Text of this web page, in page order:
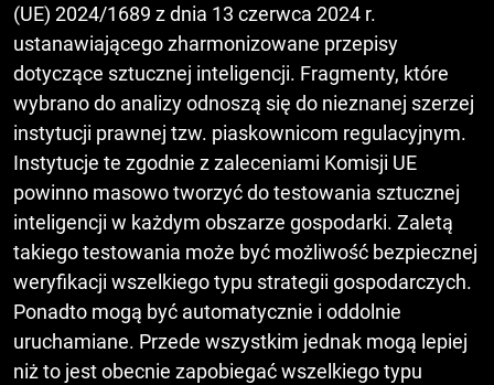
(UE) 2024/1689 z dnia 13 czerwca 2024 r.
ustanawiającego zharmonizowane przepisy
dotyczące sztucznej inteligencji. Fragmenty, które
wybrano do analizy odnoszą się do nieznanej szerzej
instytucji prawnej tzw. piaskownicom regulacyjnym.
Instytucje te zgodnie z zaleceniami Komisji UE
powinno masowo tworzyć do testowania sztucznej
inteligencji w każdym obszarze gospodarki. Zaletą
takiego testowania może być możliwość bezpiecznej
weryfikacji wszelkiego typu strategii gospodarczych.
Ponadto mogą być automatycznie i oddolnie
uruchamiane. Przede wszystkim jednak mogą lepiej
niż to jest obecnie zapobiegać wszelkiego typu